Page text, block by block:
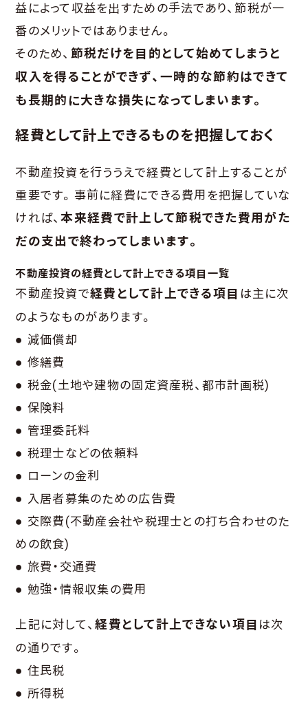
益によって収益を出すための手法であり、節税が一
番のメリットではありません。
そのため、 節税だけを目的として始めてしまうと
収入を得ることができず、一時的な節約はできて
も長期的に大きな損失になってしまいます。
経費として計上できるものを把握しておく
不動産投資を行ううえで経費として計上することが
重要です。事前に経費にできる費用を把握していな
ければ、本来経費で計上して節税できた費用がた
だの支出で終わってしまいます。
不動産投資の経費として計上できる項目一覧
不動産投資で経費として計上できる項目 は主に次
のようなものがあります。
● 減価償却
● 修繕費
● 税金(土地や建物の固定資産税、都市計画税)
● 保険料
● 管理委託料
● 税理士などの依頼料
● ローンの金利
● 入居者募集のための広告費
● 交際費(不動産会社や税理士との打ち合わせのた
めの飲食)
● 旅費・交通費
● 勉強・情報収集の費用
上記に対して、経費として計上できない項目 は次
の通りです。
● 住民税
● 所得税